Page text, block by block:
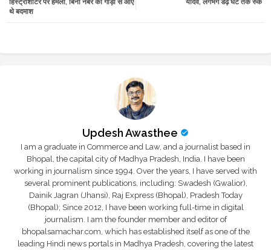
यादव, लगभग डेढ़ घंटे तक रुके
हिस्ट्रीशीटर पर हमला, बिना नंबर की गाड़ी से आए
थे बदमाश
Updesh Awasthee
I am a graduate in Commerce and Law, and a journalist based in
Bhopal, the capital city of Madhya Pradesh, India. I have been
working in journalism since 1994. Over the years, I have served with
several prominent publications, including: Swadesh (Gwalior),
Dainik Jagran (Jhansi), Raj Express (Bhopal), Pradesh Today
(Bhopal); Since 2012, I have been working full-time in digital
journalism. I am the founder member and editor of
bhopalsamachar.com, which has established itself as one of the
leading Hindi news portals in Madhya Pradesh, covering the latest